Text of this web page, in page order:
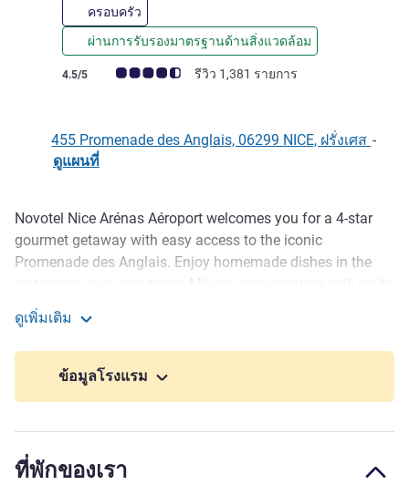
ครอบครัว
ผ่านการรับรองมาตรฐานด้านสิ่งแวดล้อม
คะแนนความคิดเห็นจากแขก (เรทติ้งบน ALL)
4.5/5 รีวิว 1,381 รายการ
455 Promenade des Anglais, 06299 NICE, ฝรั่งเศส -
ดูแผนที่
รายละเอียด
Novotel Nice Arénas Aéroport welcomes you for a 4-star
gourmet getaway with easy access to the iconic
Promenade des Anglais. Enjoy homemade dishes in the
to hilltop villages, Mercantour National Park and the coast.
Or just soak up the Côte d'Azur sun on weekends. Free
airport shuttle available 24 hrs a day. "Chill"
Our 13 modular meeting rooms for up to 230 people are
quarter. Children have their own play cabin with table
football, books and board games. Adults can meet in the
bar or the large lobby before their flight or after a day's
ดูเพิ่มเติม
ข้อมูลโรงแรม
ที่พักของเรา